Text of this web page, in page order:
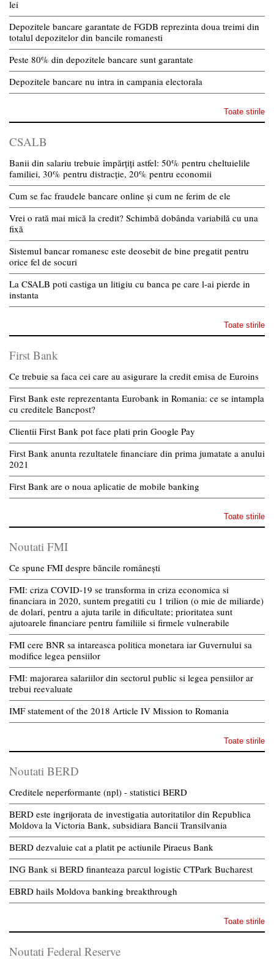
lei
Depozitele bancare garantate de FGDB reprezinta doua treimi din
totalul depozitelor din bancile romanesti
Peste 80% din depozitele bancare sunt garantate
Depozitele bancare nu intra in campania electorala
Toate stirile
CSALB
Banii din salariu trebuie împărțiți astfel: 50% pentru cheltuielile
familiei, 30% pentru distracție, 20% pentru economii
Cum se fac fraudele bancare online și cum ne ferim de ele
Vrei o rată mai mică la credit? Schimbă dobânda variabilă cu una
fixă
Sistemul bancar romanesc este deosebit de bine pregatit pentru
orice fel de socuri
La CSALB poti castiga un litigiu cu banca pe care l-ai pierde in
instanta
Toate stirile
First Bank
Ce trebuie sa faca cei care au asigurare la credit emisa de Euroins
First Bank este reprezentanta Eurobank in Romania: ce se intampla
cu creditele Bancpost?
Clientii First Bank pot face plati prin Google Pay
First Bank anunta rezultatele financiare din prima jumatate a anului
2021
First Bank are o noua aplicatie de mobile banking
Toate stirile
Noutati FMI
Ce spune FMI despre băncile românești
FMI: criza COVID-19 se transforma in criza economica si
financiara in 2020, suntem pregatiti cu 1 trilion (o mie de miliarde)
de dolari, pentru a ajuta tarile in dificultate; prioritatea sunt
ajutoarele financiare pentru familiile si firmele vulnerabile
FMI cere BNR sa intareasca politica monetara iar Guvernului sa
modifice legea pensiilor
FMI: majorarea salariilor din sectorul public si legea pensiilor ar
trebui reevaluate
IMF statement of the 2018 Article IV Mission to Romania
Toate stirile
Noutati BERD
Creditele neperformante (npl) - statistici BERD
BERD este ingrijorata de investigatia autoritatilor din Republica
Moldova la Victoria Bank, subsidiara Bancii Transilvania
BERD dezvaluie cat a platit pe actiunile Piraeus Bank
ING Bank si BERD finanteaza parcul logistic CTPark Bucharest
EBRD hails Moldova banking breakthrough
Toate stirile
Noutati Federal Reserve